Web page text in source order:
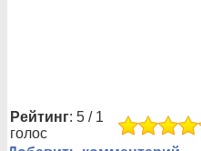
Рейтинг: 5 / 1
голос